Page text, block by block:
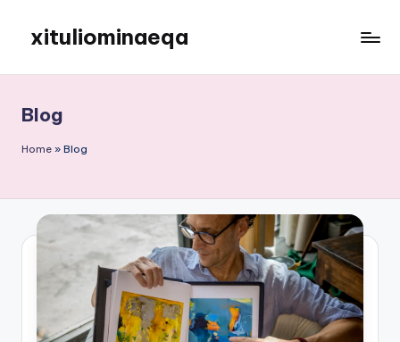
content
xituliominaeqa
Blog
Home » Blog